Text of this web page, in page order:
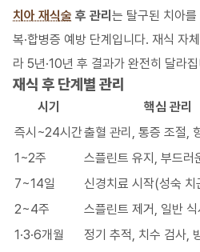
치아 재식술 후 관리 는 탈구된 치아를
복·합병증 예방 단계입니다. 재식 자
라 5년·10년 후 결과가 완전히 달라
재식 후 단계별 관리
시기
핵심 관리
즉시~24시간출혈 관리, 통증 조절,
1~2주
스플린트 유지, 부드러
7~14일
신경치료 시작(성숙 치
2~4주
스플린트 제거, 일반 식
1·3·6개월
정기 추적, 치수 검사,